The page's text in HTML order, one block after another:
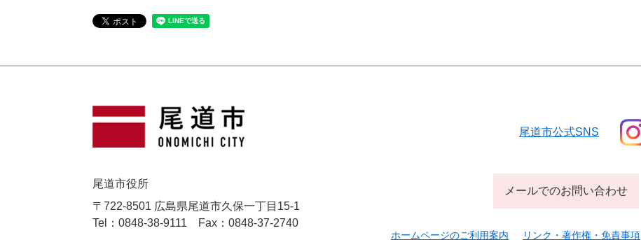
尾道市役所
〒722-8501 広島県尾道市久保一丁目15-1
Tel：0848-38-9111
Fax：0848-37-2740
尾道市公式SNS
メールでのお問い合わせ
ホームページのご利用案内 リンク・著作権・免責事項